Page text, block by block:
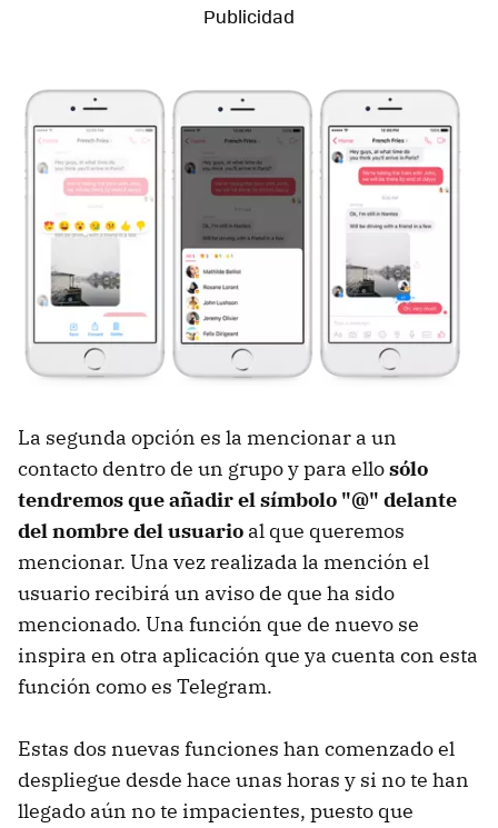
La segunda opción es la mencionar a un
contacto dentro de un grupo y para ellosólo
tendremos que añadir el símbolo "@" delante
del nombre del usuario al que queremos
mencionar. Una vez realizada la mención el
usuario recibirá un aviso de que ha sido
mencionado. Una función que de nuevo se
inspira en otra aplicación que ya cuenta con esta
función como es Telegram.
Estas dos nuevas funciones han comenzado el
despliegue desde hace unas horas y si no te han
llegado aún no te impacientes, puesto que